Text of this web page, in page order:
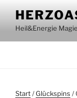
Inhalt
springenHeil&Energie
Start/Glückspins /